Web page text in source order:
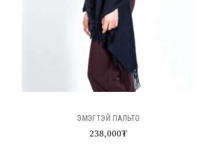
ЭМЭГТЭЙ ПАЛЬТО
238,000₮